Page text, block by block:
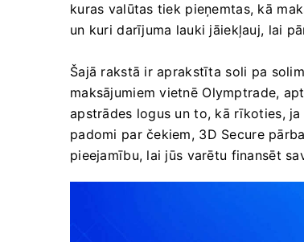
kuras valūtas tiek pieņemtas, kā
un kuri darījuma lauki jāiekļauj, lai
Šajā rakstā ir aprakstīta soli pa
maksājumiem vietnē Olymptrade,
apstrādes logus un to, kā rīkoties,
padomi par čekiem, 3D Secure
pieejamību, lai jūs varētu finansēt